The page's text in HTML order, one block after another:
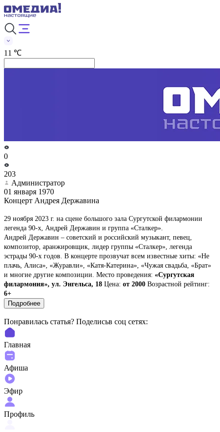
11 ℃
0
203
Администратор
01 января 1970
Концерт Андрея Державина
29 ноября 2023 г. на сцене большого зала Сургутской филармонии
легенда 90-х, Андрей Державин и группа «Сталкер».
Андрей Державин – советский и российский музыкант, певец,
композитор, аранжировщик, лидер группы «Сталкер», легенда
эстрады 90-х годов. В концерте прозвучат всем известные хиты: «Не
плачь, Алиса», «Журавли», «Катя-Катерина», «Чужая свадьба, «Брат»
и многие другие композиции. Место проведения: «Сургутская
филармония», ул. Энгельса, 18 Цена: от 2000 Возрастной рейтинг:
6+
Подробнее
Понравилась статья? Поделиcьв соц сетях:
Главная
Афиша
Эфир
Профиль